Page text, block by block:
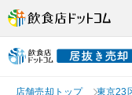
店舗売却トップ 東京23